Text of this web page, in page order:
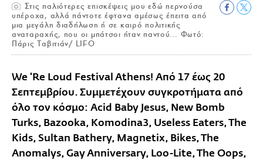
Στις παλιότερες επισκέψεις μου εδώ περνούσα
υπέροχα, αλλά πάντοτε έφτανα αμέσως έπειτα από
μια μεγάλη διαδήλωση ή σε καιρό πολιτικής
αναταραχής, που οι μπάτσοι ήταν παντού... Φωτό:
Πάρις Ταβιτιάν/ LIFO
We 'Re Loud Festival Athens! Από 17 έως 20
Σεπτεμβρίου. Συμμετέχουν συγκροτήματα από
όλο τον κόσμο: Acid Baby Jesus, New Bomb
Turks, Bazooka, Komodina3, Useless Eaters, The
Kids, Sultan Bathery, Magnetix, Bikes, The
Anomalys, Gay Anniversary, Loo-Lite, The Oops,